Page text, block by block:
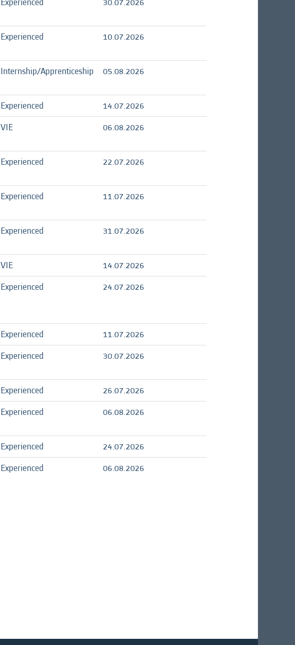
Experienced 10.07.2026
Internship/Apprenticeship 05.08.2026
Experienced
14.07.2026
VIE 06.08.2026
Experienced 22.07.2026
Experienced 11.07.2026
Experienced 31.07.2026
VIE
14.07.2026
Experienced 24.07.2026
Experienced
11.07.2026
Experienced 30.07.2026
Experienced
26.07.2026
Experienced 06.08.2026
Experienced
24.07.2026
Experienced 06.08.2026